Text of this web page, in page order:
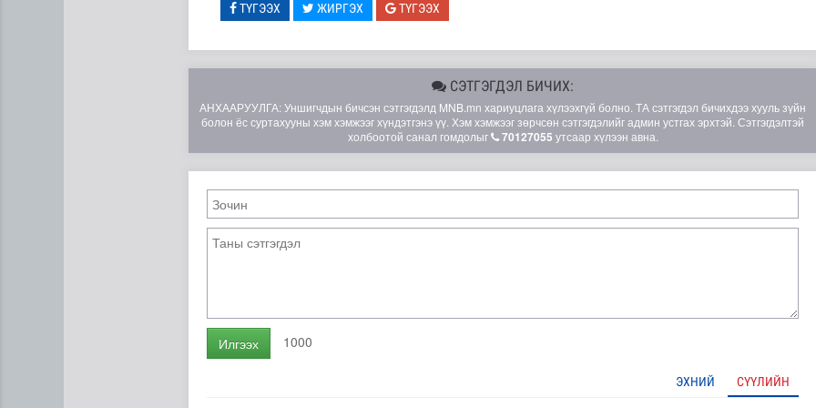
ТҮГЭЭХ ЖИРГЭХ ТҮГЭЭХ
СЭТГЭГДЭЛ БИЧИХ:
АНХААРУУЛГА: Уншигчдын бичсэн сэтгэгдэлд MNB.mn хариуцлага хүлээхгүй болно. ТА сэтгэгдэл бичихдээ хууль зүйн
болон ёс суртахууны хэм хэмжээг хүндэтгэнэ үү. Хэм хэмжээг зөрчсөн сэтгэгдэлийг админ устгах эрхтэй. Сэтгэгдэлтэй
холбоотой санал гомдолыг
70127055 утсаар хүлээн авна.
Илгээх 1000
ЭХНИЙ СҮҮЛИЙН